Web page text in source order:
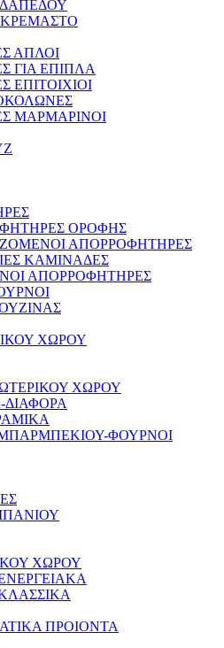
ΑΠΛΟΙ
ΓΙΑ ΕΠΙΠΛΑ
ΕΠΙΤΟΙΧΙΟΙ
ΜΑΡΜΑΡΙΝΟΙ
ΟΡΟΦΗΣ
ΑΠΟΡΡΟΦΗΤΗΡΕΣ
ΚΑΜΙΝΑΔΕΣ
ΑΠΟΡΡΟΦΗΤΗΡΕΣ
ΧΩΡΟΥ
ΧΩΡΟΥ
ΜΠΑΡΜΠΕΚΙΟΥ-ΦΟΥΡΝΟΙ
ΧΩΡΟΥ
ΠΡΟΙΟΝΤΑ